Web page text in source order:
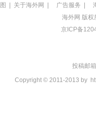
| 关于海外网 | 广告服务 |
海外网 版权
京ICP备
投稿邮
Copyright © 2011-2013 by